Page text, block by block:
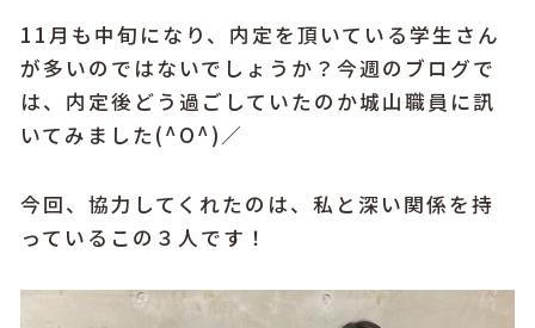
11月も中旬になり、内定を頂いている学生さん
が多いのではないでしょうか？今週のブログで
は、内定後どう過ごしていたのか城山職員に訊
いてみました(^O^)／
今回、協力してくれたのは、私と深い関係を持
っているこの３人です！